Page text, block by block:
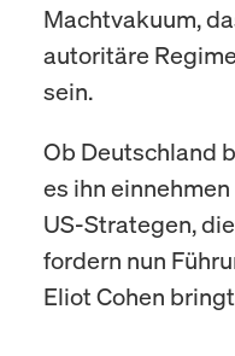
Machtvakuum,
autoritäre
sein.
Ob Deutschland
es ihn
US-Strategen,
fordern nun
Eliot Cohen